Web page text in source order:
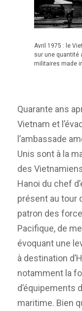
Avril 1975 : le
sur une quantité
militaires made
Quarante ans
Vietnam et
l’ambassade
Unis sont à la
des
Hanoi du chef
présent au tour
patron des
Pacifique, de
évoquant une
à destination
notamment la
d’équipements
maritime. Bien